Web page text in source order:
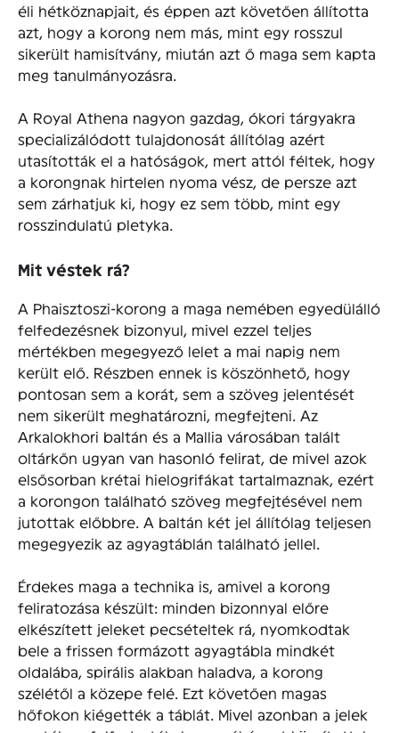
éli hétköznapjait, és éppen azt követően állította
azt, hogy a korong nem más, mint egy rosszul
sikerült hamisítvány, miután azt ő maga sem kapta
meg tanulmányozásra.
A Royal Athena nagyon gazdag, ókori tárgyakra
specializálódott tulajdonosát állítólag azért
utasították el a hatóságok, mert attól féltek, hogy
a korongnak hirtelen nyoma vész, de persze azt
sem zárhatjuk ki, hogy ez sem több, mint egy
rosszindulatú pletyka.
Mit véstek rá?
A Phaisztoszi-korong a maga nemében egyedülálló
felfedezésnek bizonyul, mivel ezzel teljes
mértékben megegyező lelet a mai napig nem
került elő. Részben ennek is köszönhető, hogy
pontosan sem a korát, sem a szöveg jelentését
nem sikerült meghatározni, megfejteni. Az
Arkalokhori baltán és a Mallia városában talált
oltárkőn ugyan van hasonló felirat, de mivel azok
elsősorban krétai hielogrifákat tartalmaznak, ezért
a korongon található szöveg megfejtésével nem
jutottak előbbre. A baltán két jel állítólag teljesen
megegyezik az agyagtáblán található jellel.
Érdekes maga a technika is, amivel a korong
feliratozása készült: minden bizonnyal előre
elkészített jeleket pecsételtek rá, nyomkodtak
bele a frissen formázott agyagtábla mindkét
oldalába, spirális alakban haladva, a korong
szélétől a közepe felé. Ezt követően magas
hőfokon kiégették a táblát. Mivel azonban a jelek